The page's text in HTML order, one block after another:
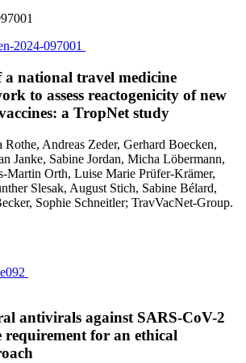
2024-097001
a national travel medicine
to assess reactogenicity of new
a TropNet study
Andreas Zeder, Gerhard Boecken,
Janke, Sabine Jordan, Micha Löbermann,
Martin Orth, Luise Marie Prüfer-Krämer,
Slesak, August Stich, Sabine Bélard,
Sophie Schneitler; TravVacNet-Group.
antivirals against SARS-CoV-2
requirement for an ethical